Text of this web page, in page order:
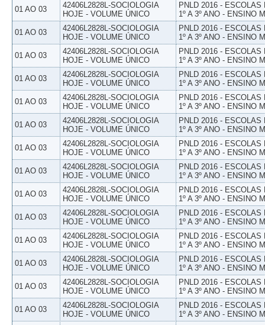
01 AO 03
42406L2828L-SOCIOLOGIA
HOJE - VOLUME ÚNICO
PNLD 2016 -
1º A 3º ANO - ENSINO
01 AO 03
42406L2828L-SOCIOLOGIA
HOJE - VOLUME ÚNICO
PNLD 2016 -
1º A 3º ANO - ENSINO
01 AO 03
42406L2828L-SOCIOLOGIA
HOJE - VOLUME ÚNICO
PNLD 2016 -
1º A 3º ANO - ENSINO
01 AO 03
42406L2828L-SOCIOLOGIA
HOJE - VOLUME ÚNICO
PNLD 2016 -
1º A 3º ANO - ENSINO
01 AO 03
42406L2828L-SOCIOLOGIA
HOJE - VOLUME ÚNICO
PNLD 2016 -
1º A 3º ANO - ENSINO
01 AO 03
42406L2828L-SOCIOLOGIA
HOJE - VOLUME ÚNICO
PNLD 2016 -
1º A 3º ANO - ENSINO
01 AO 03
42406L2828L-SOCIOLOGIA
HOJE - VOLUME ÚNICO
PNLD 2016 -
1º A 3º ANO - ENSINO
01 AO 03
42406L2828L-SOCIOLOGIA
HOJE - VOLUME ÚNICO
PNLD 2016 -
1º A 3º ANO - ENSINO
01 AO 03
42406L2828L-SOCIOLOGIA
HOJE - VOLUME ÚNICO
PNLD 2016 -
1º A 3º ANO - ENSINO
01 AO 03
42406L2828L-SOCIOLOGIA
HOJE - VOLUME ÚNICO
PNLD 2016 -
1º A 3º ANO - ENSINO
01 AO 03
42406L2828L-SOCIOLOGIA
HOJE - VOLUME ÚNICO
PNLD 2016 -
1º A 3º ANO - ENSINO
01 AO 03
42406L2828L-SOCIOLOGIA
HOJE - VOLUME ÚNICO
PNLD 2016 -
1º A 3º ANO - ENSINO
01 AO 03
42406L2828L-SOCIOLOGIA
HOJE - VOLUME ÚNICO
PNLD 2016 -
1º A 3º ANO - ENSINO
01 AO 03
42406L2828L-SOCIOLOGIA
HOJE - VOLUME ÚNICO
PNLD 2016 -
1º A 3º ANO - ENSINO